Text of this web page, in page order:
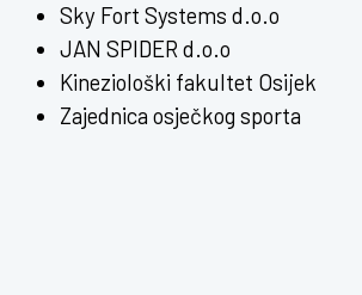
Sky Fort Systems d.o.o
JAN SPIDER d.o.o
Kineziološki fakultet Osijek
Zajednica osječkog sporta